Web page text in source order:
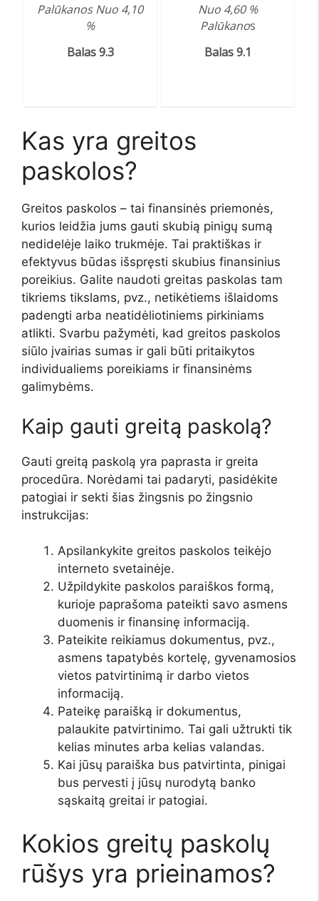
Palūkanos Nuo 4,10
%
Balas 9.3
Nuo 4,60 %
Palūkanos
Balas 9.1
Kas yra greitos
paskolos?
Greitos paskolos – tai finansinės priemonės,
kurios leidžia jums gauti skubią pinigų sumą
nedidelėje laiko trukmėje. Tai praktiškas ir
efektyvus būdas išspręsti skubius finansinius
poreikius. Galite naudoti greitas paskolas tam
tikriems tikslams, pvz., netikėtiems išlaidoms
padengti arba neatidėliotiniems pirkiniams
atlikti. Svarbu pažymėti, kad greitos paskolos
siūlo įvairias sumas ir gali būti pritaikytos
individualiems poreikiams ir finansinėms
galimybėms.
Kaip gauti greitą paskolą?
Gauti greitą paskolą yra paprasta ir greita
procedūra. Norėdami tai padaryti, pasidėkite
patogiai ir sekti šias žingsnis po žingsnio
instrukcijas:
Apsilankykite greitos paskolos teikėjo
interneto svetainėje.
Užpildykite paskolos paraiškos formą,
kurioje paprašoma pateikti savo asmens
duomenis ir finansinę informaciją.
Pateikite reikiamus dokumentus, pvz.,
asmens tapatybės kortelę, gyvenamosios
vietos patvirtinimą ir darbo vietos
informaciją.
Pateikę paraišką ir dokumentus,
palaukite patvirtinimo. Tai gali užtrukti tik
kelias minutes arba kelias valandas.
Kai jūsų paraiška bus patvirtinta, pinigai
bus pervesti į jūsų nurodytą banko
sąskaitą greitai ir patogiai.
Kokios greitų paskolų
rūšys yra prieinamos?